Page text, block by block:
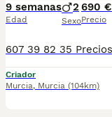
9 semanas
Edad
2
Sexo
690 €
Precio
Criador
Murcia, Murcia (104km)